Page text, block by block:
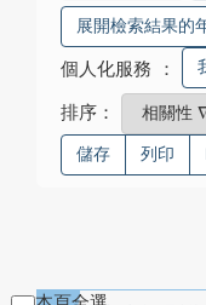
展開檢索結果的
個人化服務 ：
排序：
儲存 列印